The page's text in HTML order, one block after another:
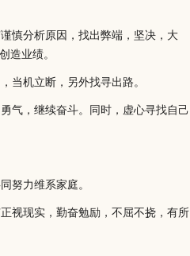
慎分析原因，找出弊端，坚决，大
造业绩。
当机立断，另外找寻出路。
气，继续奋斗。同时，虚心寻找自己
努力维系家庭。
视现实，勤奋勉励，不屈不挠，有所